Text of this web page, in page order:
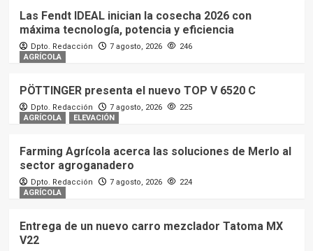
Las Fendt IDEAL inician la cosecha 2026 con
máxima tecnología, potencia y eficiencia
Dpto. Redacción 7 agosto, 2026
246
AGRÍCOLA
PÖTTINGER presenta el nuevo TOP V 6520 C
Dpto. Redacción 7 agosto, 2026
225
AGRÍCOLA
ELEVACIÓN
Farming Agrícola acerca las soluciones de Merlo al
sector agroganadero
Dpto. Redacción 7 agosto, 2026
224
AGRÍCOLA
Entrega de un nuevo carro mezclador Tatoma MX
V22